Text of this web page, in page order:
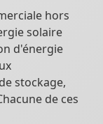
hors
solaire
d'énergie
stockage,
de ces